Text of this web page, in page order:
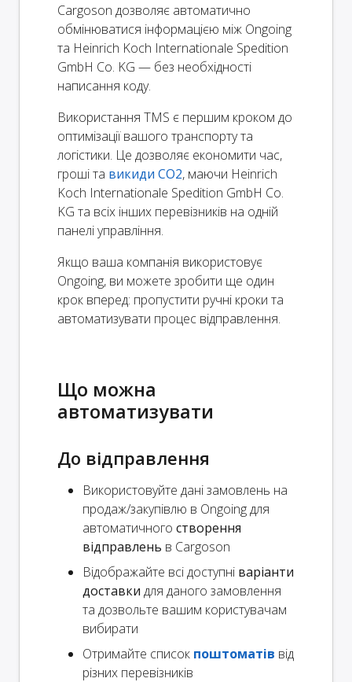
Cargoson дозволяє автоматично
обмінюватися інформацією між Ongoing
та Heinrich Koch Internationale Spedition
GmbH Co. KG — без необхідності
написання коду.
Використання TMS є першим кроком до
оптимізації вашого транспорту та
логістики. Це дозволяє економити час,
гроші та викиди CO2, маючи Heinrich
Koch Internationale Spedition GmbH Co.
KG та всіх інших перевізників на одній
панелі управління.
Якщо ваша компанія використовує
Ongoing, ви можете зробити ще один
крок вперед: пропустити ручні кроки та
автоматизувати процес відправлення.
Що можна
автоматизувати
До відправлення
Використовуйте дані замовлень на
продаж/закупівлю в Ongoing для
автоматичного створення
відправлень в Cargoson
Відображайте всі доступні варіанти
доставки для даного замовлення
та дозвольте вашим користувачам
вибирати
Отримайте список поштоматів від
різних перевізників